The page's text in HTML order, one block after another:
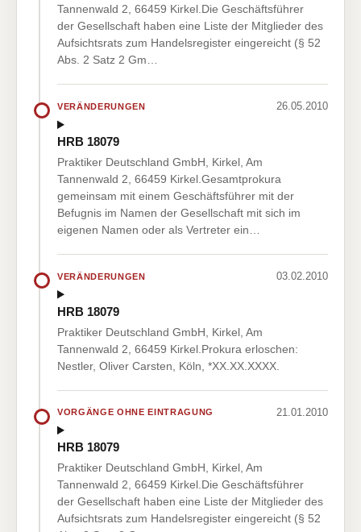
Tannenwald 2, 66459 Kirkel.Die Geschäftsführer
der Gesellschaft haben eine Liste der Mitglieder des
Aufsichtsrats zum Handelsregister eingereicht (§ 52
Abs. 2 Satz 2 Gm…
VERÄNDERUNGEN 26.05.2010
HRB 18079
Praktiker Deutschland GmbH, Kirkel, Am
Tannenwald 2, 66459 Kirkel.Gesamtprokura
gemeinsam mit einem Geschäftsführer mit der
Befugnis im Namen der Gesellschaft mit sich im
eigenen Namen oder als Vertreter ein…
VERÄNDERUNGEN 03.02.2010
HRB 18079
Praktiker Deutschland GmbH, Kirkel, Am
Tannenwald 2, 66459 Kirkel.Prokura erloschen:
Nestler, Oliver Carsten, Köln, *XX.XX.XXXX.
VORGÄNGE OHNE EINTRAGUNG 21.01.2010
HRB 18079
Praktiker Deutschland GmbH, Kirkel, Am
Tannenwald 2, 66459 Kirkel.Die Geschäftsführer
der Gesellschaft haben eine Liste der Mitglieder des
Aufsichtsrats zum Handelsregister eingereicht (§ 52